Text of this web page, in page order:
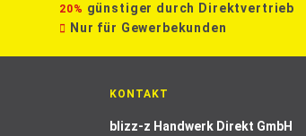
20% günstiger durch Direktvertrieb
Nur für Gewerbekunden
KONTAKT
blizz-z Handwerk Direkt GmbH